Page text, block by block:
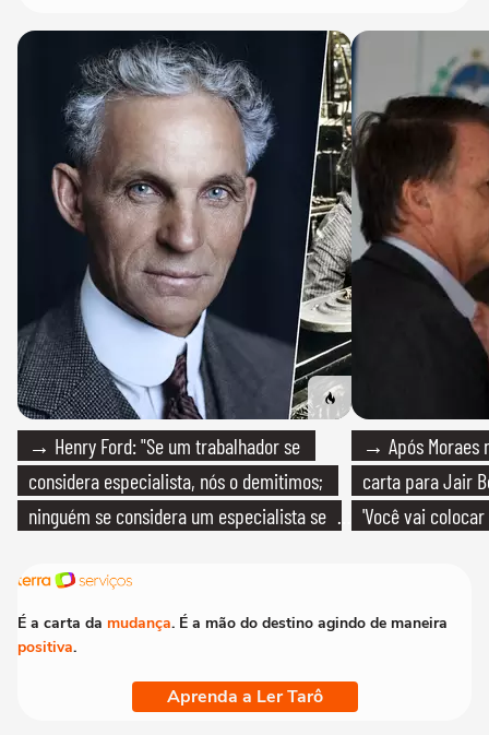
→ Henry Ford: "Se um trabalhador se
considera especialista, nós o demitimos;
ninguém se considera um especialista se
→ Após Moraes
carta para Jair
'Você vai
É a carta da mudança. É a mão do destino agindo de maneira
positiva.
Aprenda a Ler Tarô